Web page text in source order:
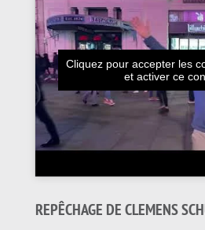
Cliquez pour accepter les
et activer ce
REPÊCHAGE DE CLEMENS